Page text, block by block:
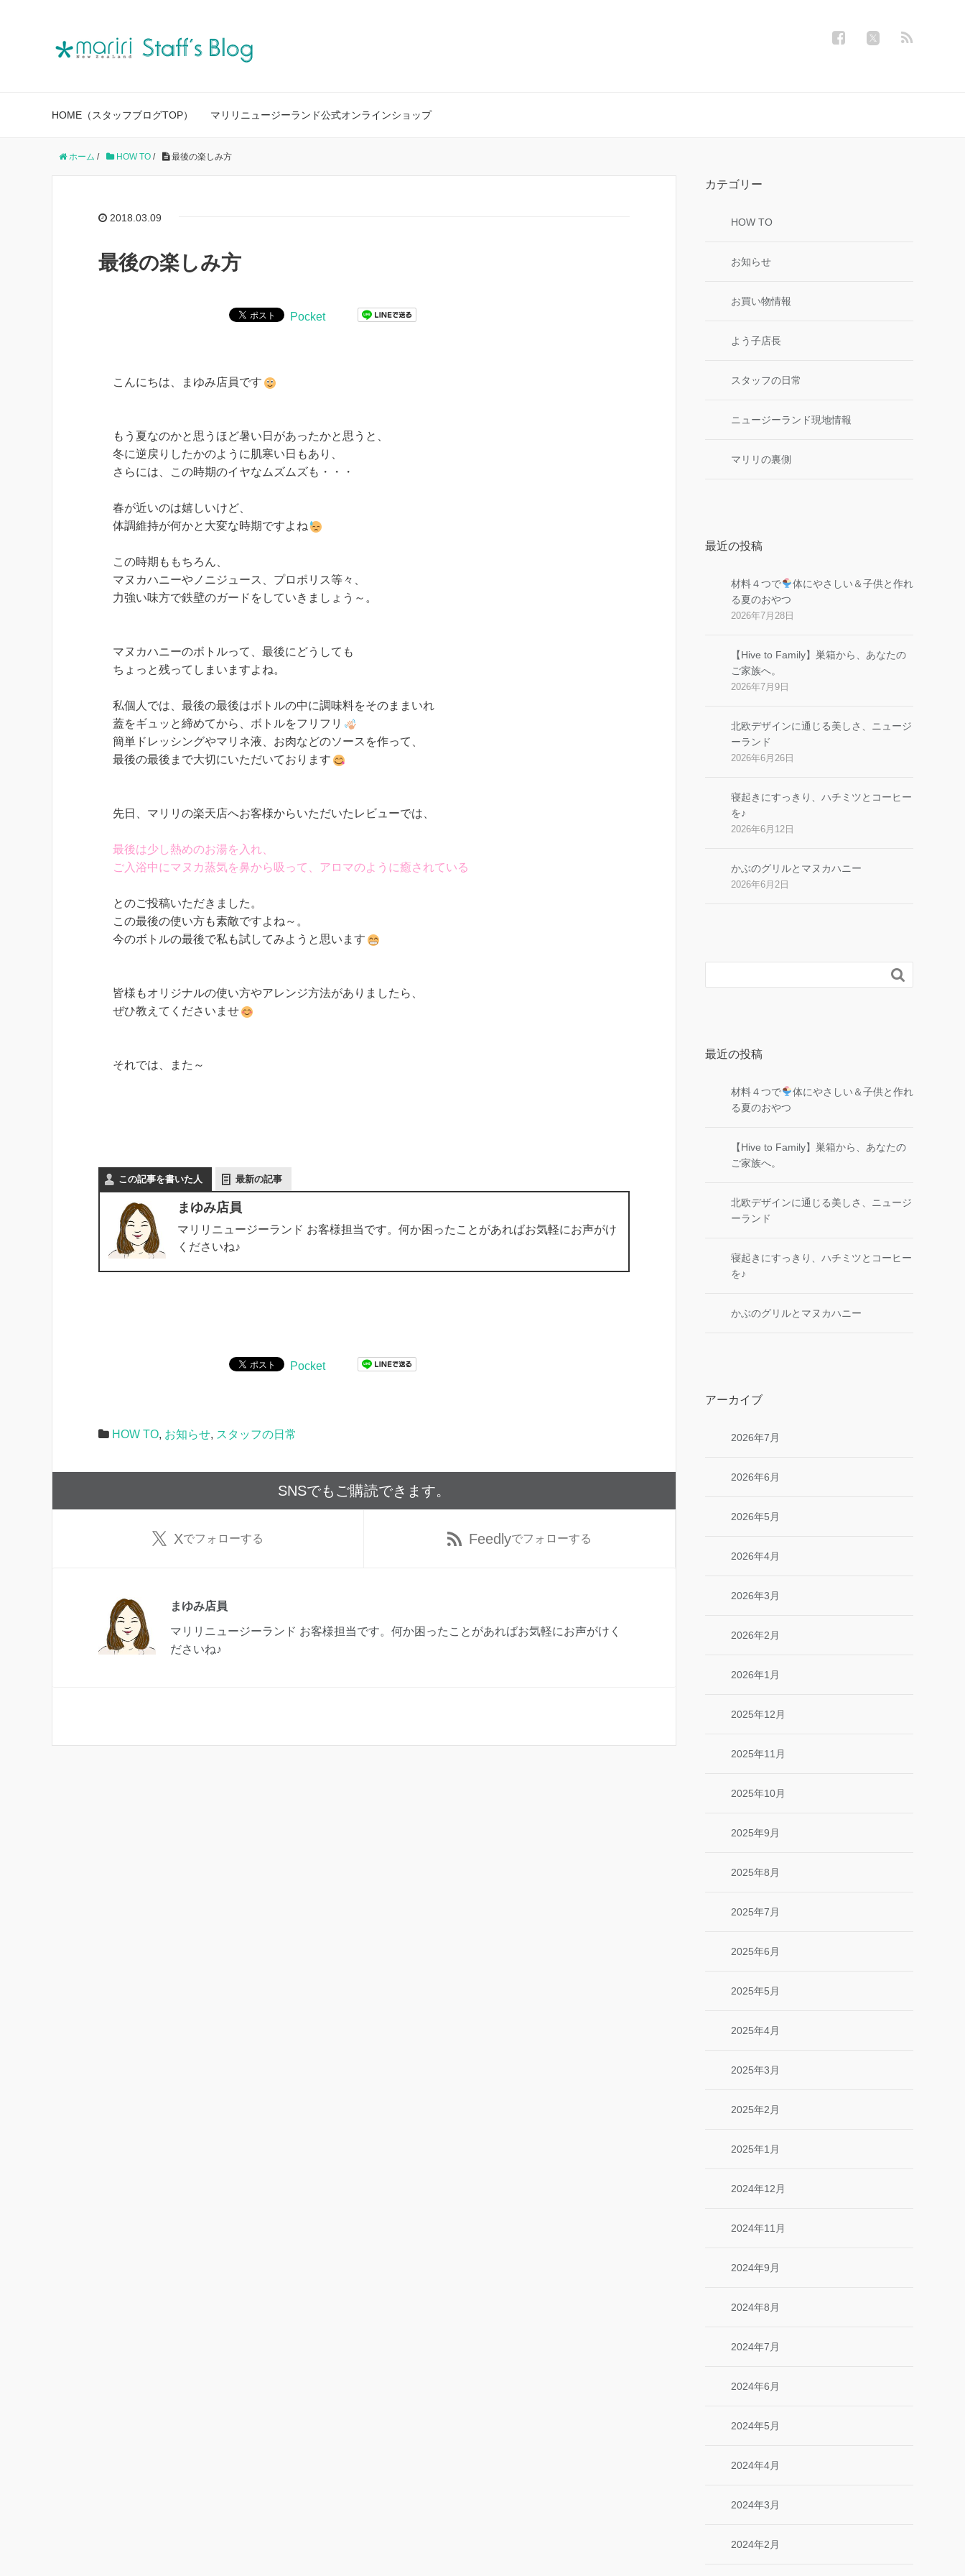
HOME（スタッフブログTOP） マリリニュージーランド公式オンラインショップ
ホーム / HOW TO / 最後の楽しみ方
2018.03.09
最後の楽しみ方
Pocket
こんにちは、まゆみ店員です
もう夏なのかと思うほど暑い日があったかと思うと、
冬に逆戻りしたかのように肌寒い日もあり、
さらには、この時期のイヤなムズムズも・・・
春が近いのは嬉しいけど、
体調維持が何かと大変な時期ですよね
この時期ももちろん、
マヌカハニーやノニジュース、プロポリス等々、
力強い味方で鉄壁のガードをしていきましょう～。
マヌカハニーのボトルって、最後にどうしても
ちょっと残ってしまいますよね。
私個人では、最後の最後はボトルの中に調味料をそのままいれ
蓋をギュッと締めてから、ボトルをフリフリ
簡単ドレッシングやマリネ液、お肉などのソースを作って、
最後の最後まで大切にいただいております
最後は少し熱めのお湯を入れ、
ご入浴中にマヌカ蒸気を鼻から吸って、アロマのように癒されている
とのご投稿いただきました。
この最後の使い方も素敵ですよね～。
今のボトルの最後で私も試してみようと思います
皆様もオリジナルの使い方やアレンジ方法がありましたら、
ぜひ教えてくださいませ
それでは、また～
この記事を書いた人 最新の記事
まゆみ店員
マリリニュージーランド お客様担当です。何か困ったことがあればお気軽にお声がけ
くださいね♪
Pocket
HOW TO, お知らせ, スタッフの日常
SNSでもご購読できます。
Xでフォローする Feedlyでフォローする
まゆみ店員
マリリニュージーランド お客様担当です。何か困ったことがあればお気軽にお声がけく
ださいね♪
カテゴリー
HOW TO
お知らせ
お買い物情報
よう子店長
スタッフの日常
ニュージーランド現地情報
マリリの裏側
最近の投稿
材料４つで
体にやさしい＆子供と作れ
る夏のおやつ
2026年7月28日
【Hive to Family】巣箱から、あなたの
ご家族へ。
2026年7月9日
北欧デザインに通じる美しさ、ニュージ
ーランド
2026年6月26日
寝起きにすっきり、ハチミツとコーヒー
を♪
2026年6月12日
かぶのグリルとマヌカハニー
2026年6月2日

最近の投稿
材料４つで
体にやさしい＆子供と作れ
る夏のおやつ
【Hive to Family】巣箱から、あなたの
ご家族へ。
北欧デザインに通じる美しさ、ニュージ
ーランド
寝起きにすっきり、ハチミツとコーヒー
を♪
かぶのグリルとマヌカハニー
アーカイブ
2026年7月
2026年6月
2026年5月
2026年4月
2026年3月
2026年2月
2026年1月
2025年12月
2025年11月
2025年10月
2025年9月
2025年8月
2025年7月
2025年6月
2025年5月
2025年4月
2025年3月
2025年2月
2025年1月
2024年12月
2024年11月
2024年9月
2024年8月
2024年7月
2024年6月
2024年5月
2024年4月
2024年3月
2024年2月